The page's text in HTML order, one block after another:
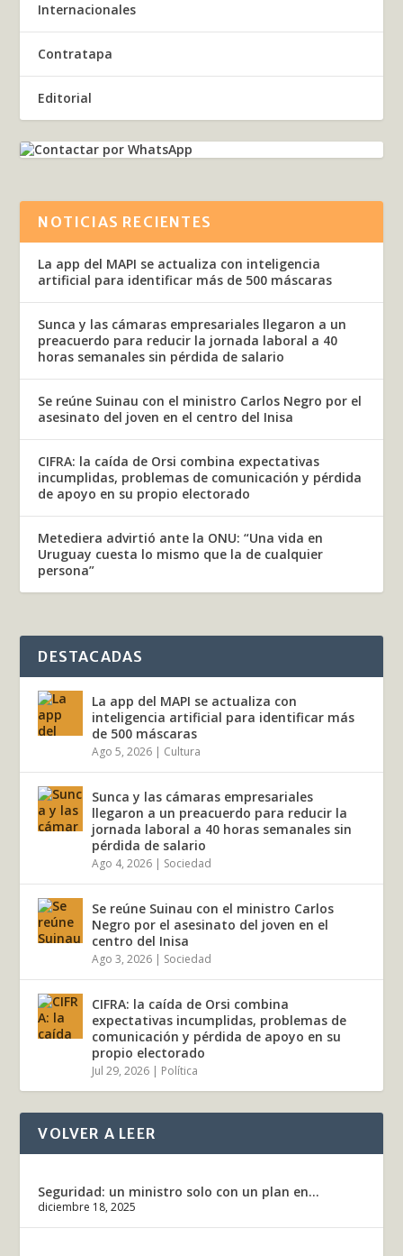
Internacionales
Contratapa
Editorial
NOTICIAS RECIENTES
La app del MAPI se actualiza con inteligencia
artificial para identificar más de 500 máscaras
Sunca y las cámaras empresariales llegaron a un
preacuerdo para reducir la jornada laboral a 40
horas semanales sin pérdida de salario
Se reúne Suinau con el ministro Carlos Negro por el
asesinato del joven en el centro del Inisa
CIFRA: la caída de Orsi combina expectativas
incumplidas, problemas de comunicación y pérdida
de apoyo en su propio electorado
Metediera advirtió ante la ONU: “Una vida en
Uruguay cuesta lo mismo que la de cualquier
persona”
DESTACADAS
La app del MAPI se actualiza con
inteligencia artificial para identificar más
de 500 máscaras
Ago 5, 2026 | Cultura
Sunca y las cámaras empresariales
llegaron a un preacuerdo para reducir la
jornada laboral a 40 horas semanales sin
pérdida de salario
Ago 4, 2026 | Sociedad
Se reúne Suinau con el ministro Carlos
Negro por el asesinato del joven en el
centro del Inisa
Ago 3, 2026 | Sociedad
CIFRA: la caída de Orsi combina
expectativas incumplidas, problemas de
comunicación y pérdida de apoyo en su
propio electorado
Jul 29, 2026 | Política
VOLVER A LEER
Seguridad: un ministro solo con un plan en...
diciembre 18, 2025